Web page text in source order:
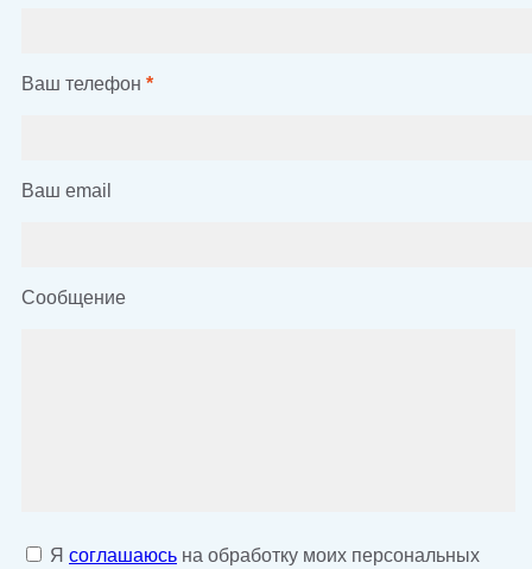
Ваш телефон *
Ваш email
Сообщение
Я соглашаюсь на обработку моих персональных